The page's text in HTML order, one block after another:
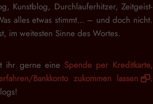
Kunstblog, Durchlauferhitzer, Zeitgeist-
alles etwas stimmt… – und doch nicht.
im weitesten Sinne des Wortes.
ihr gerne eine Spende per Kreditkarte,
Bankkonto zukommen lassen
.